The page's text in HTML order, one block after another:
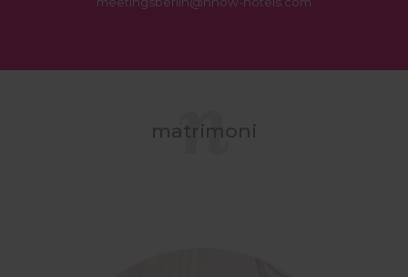
matrimoni